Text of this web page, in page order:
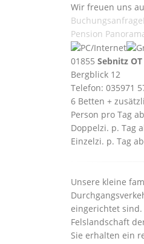
Wir freuen uns
Buchungsanfrage
Pension
01855 Sebnitz
Bergblick 12
Telefon: 035971
6 Betten +
Person pro Tag
Doppelzi. p. Tag
Einzelzi. p. Tag
Unsere kleine
eingerichtet
Felslandschaft
Sie erhalten ein